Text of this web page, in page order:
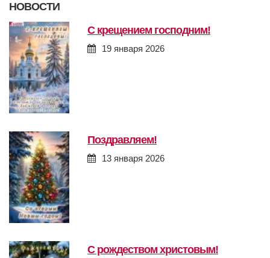
НОВОСТИ
с крещением господним!
19 января 2026
поздравляем!
13 января 2026
с рождеством христовым!